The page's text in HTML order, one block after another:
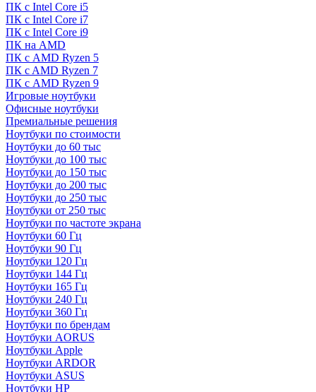
ПК с Intel Core i5
ПК с Intel Core i7
ПК с Intel Core i9
ПК на AMD
ПК с AMD Ryzen 5
ПК c AMD Ryzen 7
ПК с AMD Ryzen 9
Игровые ноутбуки
Офисные ноутбуки
Премиальные решения
Ноутбуки по стоимости
Ноутбуки до 60 тыс
Ноутбуки до 100 тыс
Ноутбуки до 150 тыс
Ноутбуки до 200 тыс
Ноутбуки до 250 тыс
Ноутбуки от 250 тыс
Ноутбуки по частоте экрана
Ноутбуки 60 Гц
Ноутбуки 90 Гц
Ноутбуки 120 Гц
Ноутбуки 144 Гц
Ноутбуки 165 Гц
Ноутбуки 240 Гц
Ноутбуки 360 Гц
Ноутбуки по брендам
Ноутбуки AORUS
Ноутбуки Apple
Ноутбуки ARDOR
Ноутбуки ASUS
Ноутбуки HP